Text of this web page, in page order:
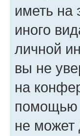
иметь на
иного
личной
вы не
на
помощью
не может